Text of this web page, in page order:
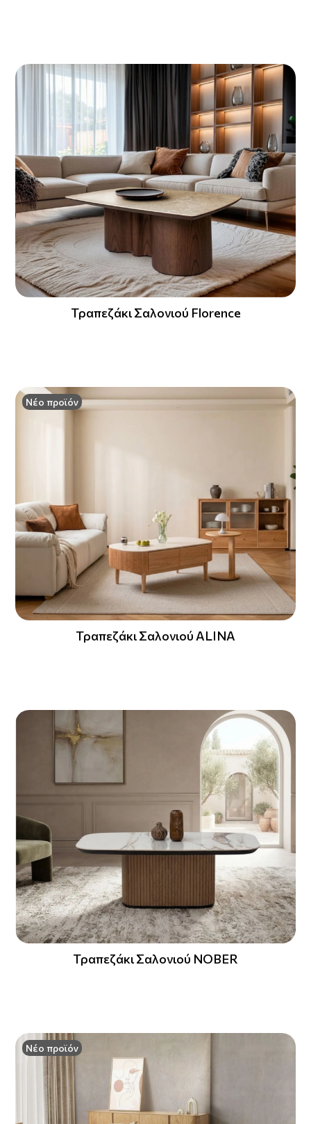
Τραπεζάκι Σαλονιού Florence
Νέο προϊόν
Τραπεζάκι Σαλονιού ALINA
Τραπεζάκι Σαλονιού NOBER
Νέο προϊόν